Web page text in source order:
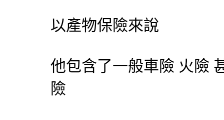
以產物保險來說
他包含了一般車險 火險
險